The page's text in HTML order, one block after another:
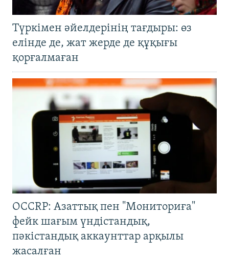
Түркімен әйелдерінің тағдыры: өз
елінде де, жат жерде де құқығы
қорғалмаған
OCCRP: Азаттық пен "Мониториға"
фейк шағым үндістандық,
пәкістандық аккаунттар арқылы
жасалған